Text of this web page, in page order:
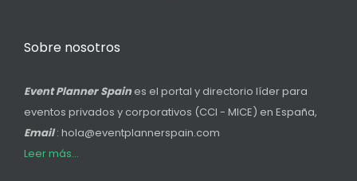
Sobre nosotros
Event Planner Spain es el portal y directorio líder para
eventos privados y corporativos (CCI - MICE) en España,
Email: hola@eventplannerspain.com
Leer más...